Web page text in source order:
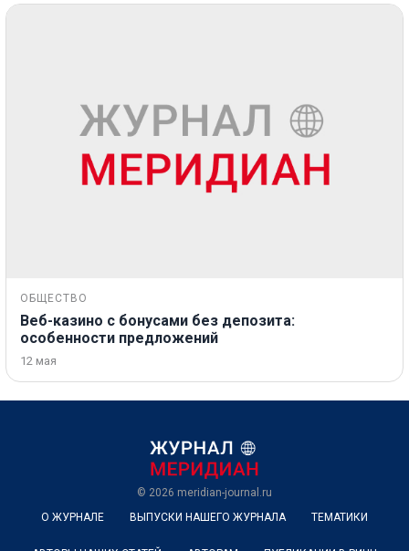
ОБЩЕСТВО
Веб-казино с бонусами без депозита:
особенности предложений
12 мая
© 2026 meridian-journal.ru
О ЖУРНАЛЕ
ВЫПУСКИ НАШЕГО ЖУРНАЛА ТЕМАТИКИ